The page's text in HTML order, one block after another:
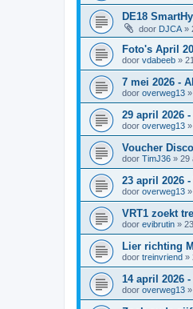
DE18
door DJCA »
Foto's April
door vdabeeb »
7 mei 2026 -
door overweg13 »
29 april 2026
door overweg13 »
Voucher
door TimJ36 » 29
23 april 2026
door overweg13 »
VRT1 zoekt
door evibrutin »
Lier richting
door treinvriend »
14 april 2026
door overweg13 »